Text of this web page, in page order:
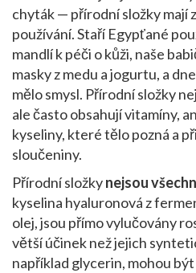
chyták — přírodní složky mají
používání. Staří Egypťané
mandlí k péči o kůži, naše
masky z medu a jogurtu, a
mělo smysl. Přírodní složky
ale často obsahují vitamíny,
kyseliny, které tělo pozná a
sloučeniny.
Přírodní složkynejsou
kyselina hyaluronová z
olej, jsou přímo vylučovány
větší účinek než jejich
například glycerin, mohou